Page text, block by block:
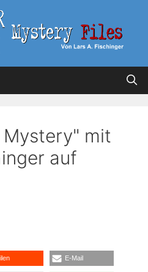
Mystery" mit
auf
E-Mail